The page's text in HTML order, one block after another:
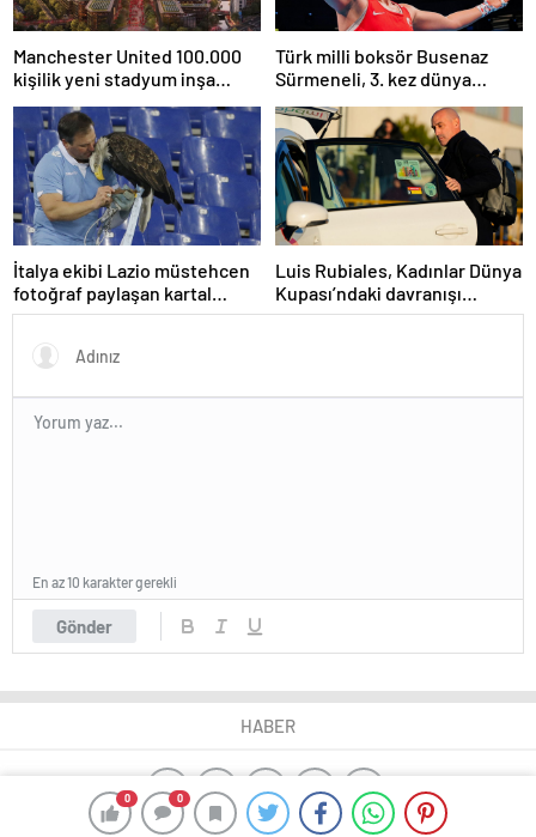
0 0
Manchester United 100.000
kişilik yeni stadyum inşa
Türk milli boksör Busenaz
Sürmeneli, 3. kez dünya
İtalya ekibi Lazio müstehcen
fotoğraf paylaşan kartal
eğitmenini kovdu
Luis Rubiales, Kadınlar Dünya
Kupası’ndaki davranışı
nedeniyle cinsel saldırıdan
Gönder
En az 10 karakter gerekli
HABER